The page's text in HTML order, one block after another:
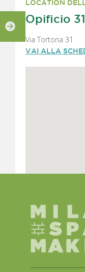
LOCATION
Opificio
Via Tortona 31
VAI ALLA